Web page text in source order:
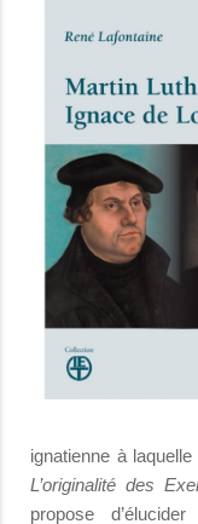
ignatienne à
L’originalité des
propose